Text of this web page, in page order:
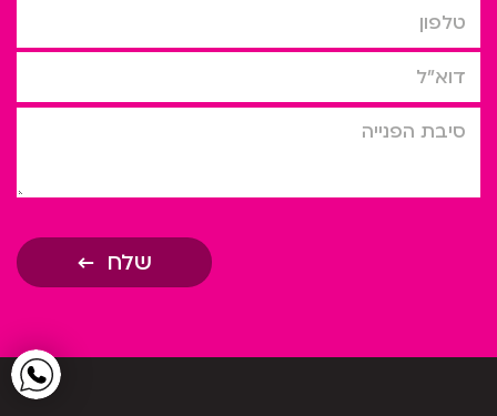
טלפון
דוא”ל
סיבת הפניה
שלח